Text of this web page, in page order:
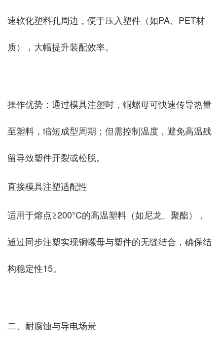
速软化塑料孔周边，便于压入塑件（如PA、PET材
质），大幅提升装配效率。
‌操作优势‌：通过模具注塑时，铜螺母可快速传导热量
至塑料，缩短成型周期；但需控制温度，避免高温残
留导致塑件开裂或松脱‌。
‌直接模具注塑适配性‌
适用于熔点≥200°C的高温塑料（如尼龙、聚酯），
通过同步注塑实现铜螺母与塑件的无缝结合，确保结
构稳定性‌15。
二、耐腐蚀与导电场景